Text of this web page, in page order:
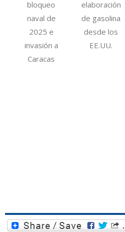
bloqueo
naval de
2025 e
invasión a
Caracas
elaboración
de gasolina
desde los
EE.UU.